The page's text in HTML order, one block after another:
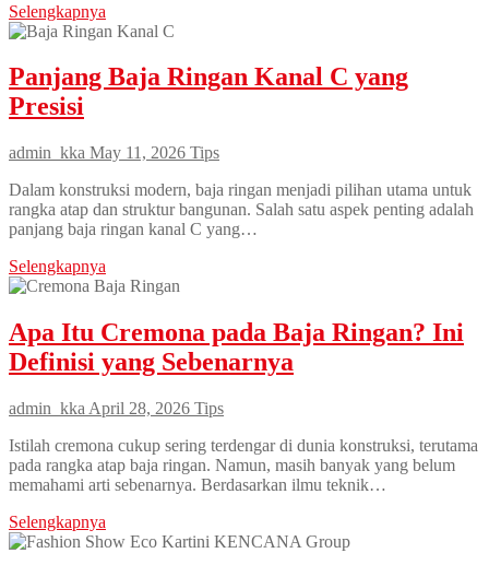
Selengkapnya
Panjang Baja Ringan Kanal C yang
Presisi
admin_kka May 11, 2026 Tips
Dalam konstruksi modern, baja ringan menjadi pilihan utama untuk
rangka atap dan struktur bangunan. Salah satu aspek penting adalah
panjang baja ringan kanal C yang…
Selengkapnya
Apa Itu Cremona pada Baja Ringan? Ini
Definisi yang Sebenarnya
admin_kka April 28, 2026 Tips
Istilah cremona cukup sering terdengar di dunia konstruksi, terutama
pada rangka atap baja ringan. Namun, masih banyak yang belum
memahami arti sebenarnya. Berdasarkan ilmu teknik…
Selengkapnya